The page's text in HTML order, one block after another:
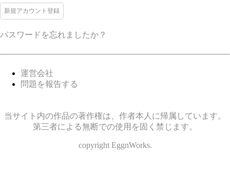
新規アカウント登録
パスワードを忘れましたか？
運営会社
問題を報告する
当サイト内の作品の著作権は、作者本人に帰属しています。
第三者による無断での使用を固く禁じます。
copyright EggnWorks.